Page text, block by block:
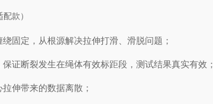
款）
固定，从根源解决拉伸打滑、滑脱问题；
证断裂发生在绳体有效标距段，测试结果真实有效；
伸带来的数据离散；